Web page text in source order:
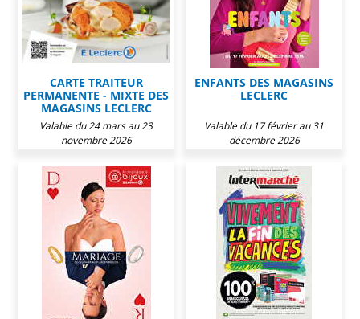
CARTE TRAITEUR
PERMANENTE - MIXTE DES
MAGASINS LECLERC
Valable du 24 mars au 23
novembre 2026
ENFANTS DES MAGASINS
LECLERC
Valable du 17 février au 31
décembre 2026